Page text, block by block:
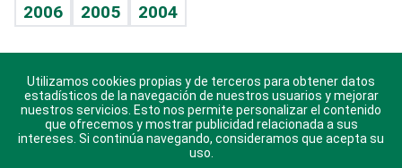
Sin complejos
En pocas palabras
Escuchando al corazón
Economía Personal
2006
2005 2004
Descarga nuestras aplicaciones para Android, iOS y
sistema Huawei.
Utilizamos cookies propias y de terceros para obtener datos
estadísticos de la navegación de nuestros usuarios y mejorar
nuestros servicios. Esto nos permite personalizar el contenido
que ofrecemos y mostrar publicidad relacionada a sus
intereses. Si continúa navegando, consideramos que acepta su
uso.